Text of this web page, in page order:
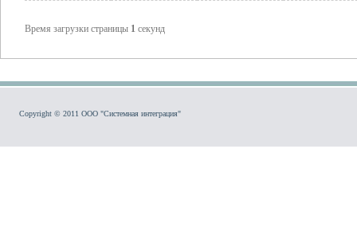
Время загрузки страницы 1 секунд
Copyright © 2011 ООО "Системная интеграция"